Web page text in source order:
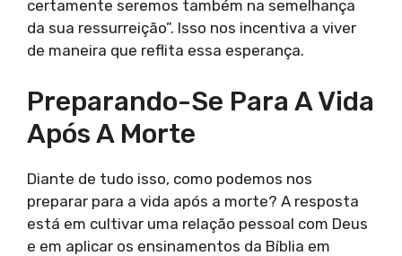
certamente seremos também na semelhança
da sua ressurreição”. Isso nos incentiva a viver
de maneira que reflita essa esperança.
Preparando-Se Para A Vida
Após A Morte
Diante de tudo isso, como podemos nos
preparar para a vida após a morte? A resposta
está em cultivar uma relação pessoal com Deus
e em aplicar os ensinamentos da Bíblia em